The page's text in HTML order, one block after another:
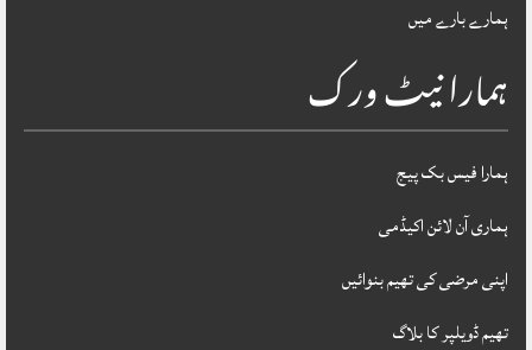
ہمارے بارے میں
ہمارا نیٹ ورک
ہمارا فیس بک پیج
ہماری آن لائن اکیڈمی
اپنی مرضی کی تھیم بنوائیں
تھیم ڈویلپر کا بلاگ